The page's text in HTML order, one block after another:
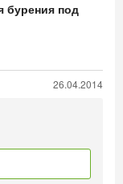
бурения под
26.04.2014